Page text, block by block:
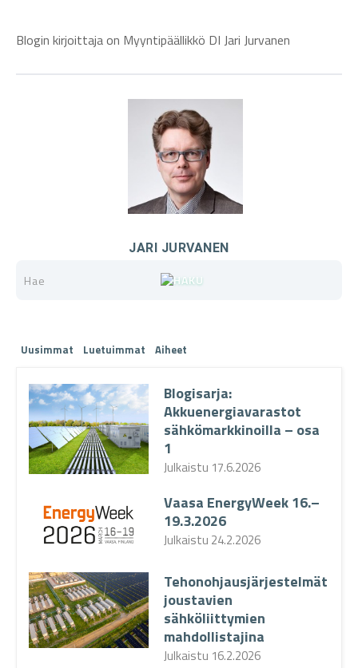
Blogin kirjoittaja on Myyntipäällikkö DI Jari Jurvanen
JARI JURVANEN
Uusimmat Luetuimmat Aiheet
Blogisarja:
Akkuenergiavarastot
sähkömarkkinoilla – osa
1
Julkaistu 17.6.2026
Vaasa EnergyWeek 16.–
19.3.2026
Julkaistu 24.2.2026
Tehonohjausjärjestelmät
joustavien
sähköliittymien
mahdollistajina
Julkaistu 16.2.2026